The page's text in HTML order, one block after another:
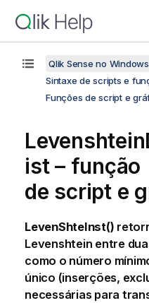
Qlik Sense no
Sintaxe de scripts e
Funções de script e
ist – função
de script e
LevenShteInst()
Levenshtein entre
como o número
único (inserções,
necessárias para